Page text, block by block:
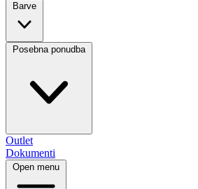
Barve
Posebna ponudba
Outlet
Dokumenti
Open menu